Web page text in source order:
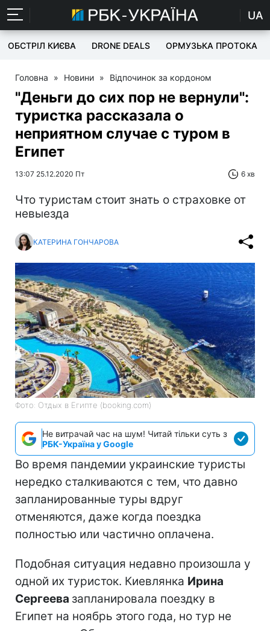
UA
ОБСТРІЛ КИЄВА DRONE DEALS ОРМУЗЬКА ПРОТОКА
Головна » Новини » Відпочинок за кордоном
"Деньги до сих пор не вернули":
туристка рассказала о
неприятном случае с туром в
Египет
13:07 25.12.2020 Пт 6 хв
Что туристам стоит знать о страховке от
невыезда
КАТЕРИНА ГОНЧАРОВА
Фото: Отдых в Египте (booking.com)
Не витрачай час на шум! Читай тільки суть з
РБК-Україна у Google
Во время пандемии украинские туристы
нередко сталкиваются с тем, что давно
запланированные туры вдруг
отменяются, даже когда поездка
полностью или частично оплачена.
Подобная ситуация недавно произошла у
одной их туристок. Киевлянка Ирина
Сергеева запланировала поездку в
Египет на ноябрь этого года, но тур не